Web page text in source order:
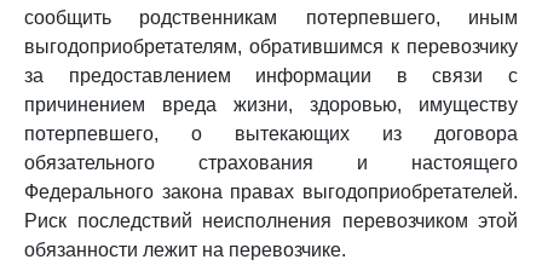
сообщить родственникам потерпевшего, иным
выгодоприобретателям, обратившимся к перевозчику
за предоставлением информации в связи с
причинением вреда жизни, здоровью, имуществу
потерпевшего, о вытекающих из договора
обязательного страхования и настоящего
Федерального закона правах выгодоприобретателей.
Риск последствий неисполнения перевозчиком этой
обязанности лежит на перевозчике.